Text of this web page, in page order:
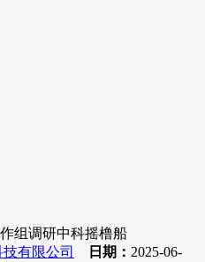
组调研中科摇橹船
有限公司 日期： 2025-06-